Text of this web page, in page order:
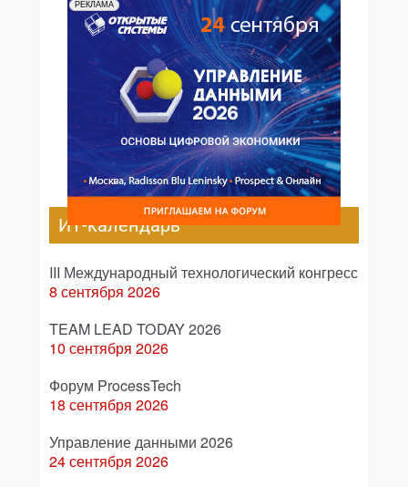
РЕКЛАМА
ИТ-календарь
III Международный технологический конгресс
8 сентября 2026
TEAM LEAD TODAY 2026
10 сентября 2026
Форум ProcessTech
18 сентября 2026
Управление данными 2026
24 сентября 2026